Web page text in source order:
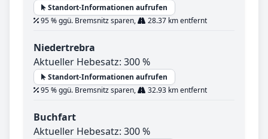
Standort-Informationen aufrufen
95 % ggü. Bremsnitz sparen,
28.37 km entfernt
Niedertrebra
Aktueller Hebesatz: 300 %
Standort-Informationen aufrufen
95 % ggü. Bremsnitz sparen,
32.93 km entfernt
Buchfart
Aktueller Hebesatz: 300 %